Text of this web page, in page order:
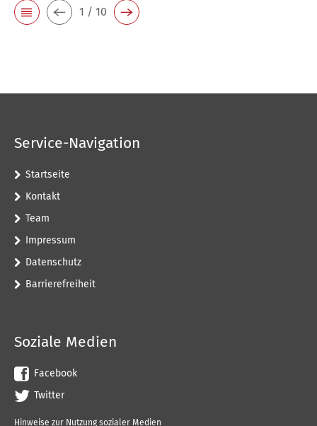
1 / 10
Service-Navigation
Startseite
Kontakt
Team
Impressum
Datenschutz
Barrierefreiheit
Soziale Medien
Facebook
Twitter
Hinweise zur Nutzung sozialer Medien